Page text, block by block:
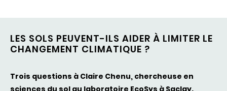
LES SOLS PEUVENT-ILS AIDER À LIMITER LE
CHANGEMENT CLIMATIQUE ?
Trois questions à Claire Chenu, chercheuse en
sciences du sol au laboratoire EcoSys à Saclay.